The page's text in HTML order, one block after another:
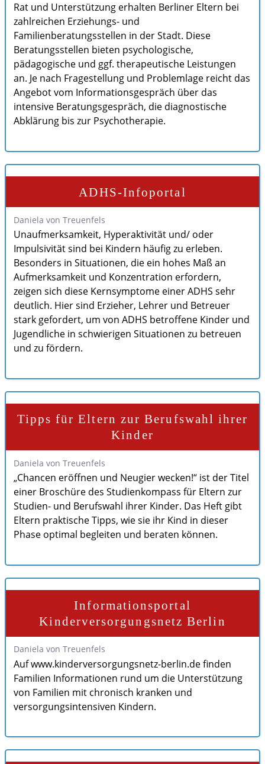
Rat und Unterstützung erhalten Berliner Eltern bei
zahlreichen Erziehungs- und
Familienberatungsstellen in der Stadt. Diese
Beratungsstellen bieten psychologische,
pädagogische und ggf. therapeutische Leistungen
an. Je nach Fragestellung und Problemlage reicht das
Angebot vom Informationsgespräch über das
intensive Beratungsgespräch, die diagnostische
Abklärung bis zur Psychotherapie.
ADHS-Infoportal
Daniela von Treuenfels
Unaufmerksamkeit, Hyperaktivität und/ oder
Impulsivität sind bei Kindern häufig zu erleben.
Besonders in Situationen, die ein hohes Maß an
Aufmerksamkeit und Konzentration erfordern,
zeigen sich diese Kernsymptome einer ADHS sehr
deutlich. Hier sind Erzieher, Lehrer und Betreuer
stark gefordert, um von ADHS betroffene Kinder und
Jugendliche in schwierigen Situationen zu betreuen
und zu fördern.
Tipps für Eltern zur Berufswahl ihrer
Kinder
Daniela von Treuenfels
„Chancen eröffnen und Neugier wecken!“ ist der Titel
einer Broschüre des Studienkompass für Eltern zur
Studien- und Berufswahl ihrer Kinder. Das Heft gibt
Eltern praktische Tipps, wie sie ihr Kind in dieser
Phase optimal begleiten und beraten können.
Informationsportal
Kinderversorgungsnetz Berlin
Daniela von Treuenfels
Auf www.kinderversorgungsnetz-berlin.de finden
Familien Informationen rund um die Unterstützung
von Familien mit chronisch kranken und
versorgungsintensiven Kindern.